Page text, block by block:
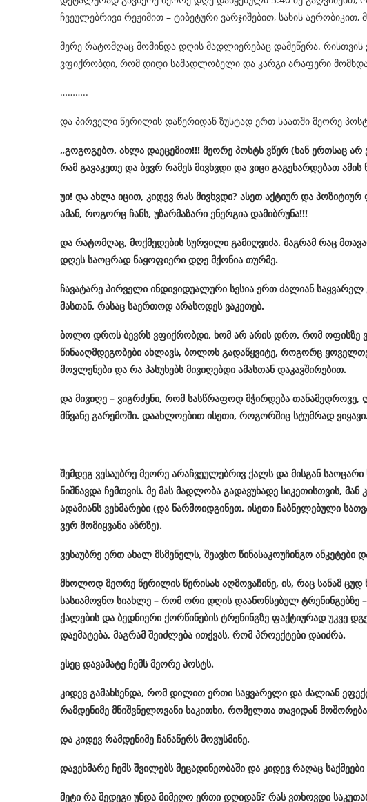
ჩვეულებრივი რეჟიმით – ტიბეტური ვარჯიშებით, სახის აერობიკით,
მერე რატომღაც მომინდა დღის მადლიერებაც დამეწერა.
ვფიქრობდი, რომ დიდი სამადლობელი და კარგი არაფერი
………..
და პირველი წერილის დაწერიდან ზუსტად ერთ საათში მეორე
„გოგოგებო, ახლა დაეცემით!!! მეორე პოსტს ვწერ (ხან ერთსაც არ
რამ გავაკეთე და ბევრ რამეს მივხვდი და ვიცი გაგეხარდებათ ამის
უი! და ახლა იცით, კიდევ რას მივხვდი? ასეთ აქტიურ და პოზიტიურ
ამან, როგორც ჩანს, უზარმაზარი ენერგია დამიბრუნა!!!
და რატომღაც, მოქმედების სურვილი გამიღვიძა. მაგრამ რაც
დღეს საოცრად ნაყოფიერი დღე მქონია თურმე.
ჩავატარე პირველი ინდივიდუალური სესია ერთ ძალიან საყვარელ
მასთან, რასაც საერთოდ არასოდეს ვაკეთებ.
ბოლო დროს ბევრს ვფიქრობდი, ხომ არ არის დრო, რომ ოფისზე
წინააღმდეგობები ახლავს, ბოლოს გადაწყვიტე, როგორც
მოვლენები და რა პასუხებს მივიღებდი ამასთან დაკავშირებით.
და მივიღე – ვიგრძენი, რომ სასწრაფოდ მჭირდება თანამედროვე,
მწვანე გარემოში. დაახლოებით ისეთი, როგორშიც სტუმრად ვიყავი.
შემდეგ ვესაუბრე მეორე არაჩვეულებრივ ქალს და მისგან საოცარი
ნიშნავდა ჩემთვის. მე მას მადლობა გადავუხადე სიკეთისთვის, მან
ადამიანს ვეხმარები (და წარმოიდგინეთ, ისეთი ჩაბნელებული
ვერ მომიყვანა აზრზე).
ვესაუბრე ერთ ახალ მსმენელს, შეავსო წინასაკოუჩინგო ანკეტები
მხოლოდ მეორე წერილის წერისას აღმოვაჩინე, ის, რაც სანამ ცუდ
სასიამოვნო სიახლე – რომ ორი დღის დაანონსებულ ტრენინგებზე –
ქალების და ბედნიერი ქორწინების ტრენინგზე ფაქტიურად უკვე
დაემატება, მაგრამ შეიძლება ითქვას, რომ პროექტები დაიძრა.
ესეც დავამატე ჩემს მეორე პოსტს.
კიდევ გამახსენდა, რომ დილით ერთი საყვარელი და ძალიან
რამდენიმე მნიშვნელოვანი საკითხი, რომელთა თავიდან
და კიდევ რამდენიმე ჩანაწერს მოვუსმინე.
დავეხმარე ჩემს შვილებს მეცადინეობაში და კიდევ რაღაც საქმეები
მეტი რა შედეგი უნდა მიმეღო ერთი დღიდან? რას ვთხოვდი